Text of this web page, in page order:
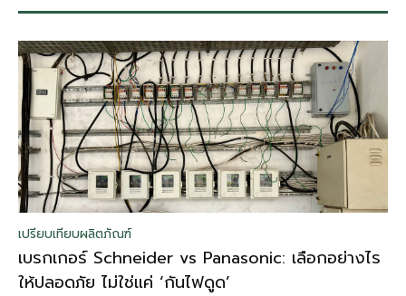
เปรียบเทียบผลิตภัณฑ์
เบรกเกอร์ Schneider vs Panasonic: เลือกอย่างไร
ให้ปลอดภัย ไม่ใช่แค่ ‘กันไฟดูด’